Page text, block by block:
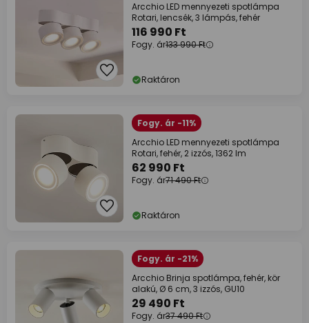
Arcchio LED mennyezeti spotlámpa
Rotari, lencsék, 3 lámpás, fehér
116 990 Ft
Fogy. ár133 990 Ft
Raktáron
Fogy. ár -11%
Arcchio LED mennyezeti spotlámpa
Rotari, fehér, 2 izzós, 1362 lm
62 990 Ft
Fogy. ár71 490 Ft
Raktáron
Fogy. ár -21%
Arcchio Brinja spotlámpa, fehér, kör
alakú, Ø 6 cm, 3 izzós, GU10
29 490 Ft
Fogy. ár37 490 Ft